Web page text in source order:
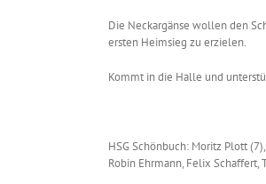
Die Neckargänse wollen den
ersten Heimsieg zu erzielen.
Kommt in die Halle und
HSG Schönbuch: Moritz Plott
Robin Ehrmann, Felix Schaffert,